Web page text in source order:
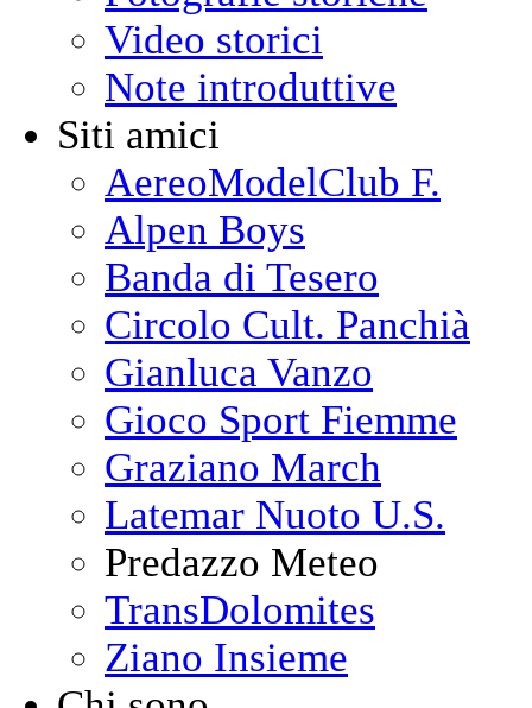
Video storici
Note introduttive
Siti amici
AereoModelClub F.
Alpen Boys
Banda di Tesero
Circolo Cult. Panchià
Gianluca Vanzo
Gioco Sport Fiemme
Graziano March
Latemar Nuoto U.S.
Predazzo Meteo
TransDolomites
Ziano Insieme